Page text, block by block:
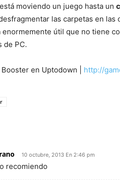
moviendo un juego hasta un
las carpetas en
enormemente útil que no tiene
de PC.
en Uptodown | http://
10 octubre, 2013 En 2:46 pm
recomiendo